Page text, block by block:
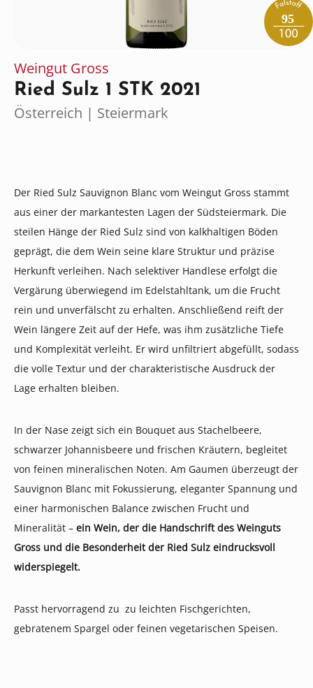
95
Weingut Gross
Ried Sulz 1 STK 2021
Österreich | Steiermark
Der Ried Sulz Sauvignon Blanc vom Weingut Gross stammt
aus einer der markantesten Lagen der Südsteiermark. Die
steilen Hänge der Ried Sulz sind von kalkhaltigen Böden
geprägt, die dem Wein seine klare Struktur und präzise
Herkunft verleihen. Nach selektiver Handlese erfolgt die
Vergärung überwiegend im Edelstahltank, um die Frucht
rein und unverfälscht zu erhalten. Anschließend reift der
Wein längere Zeit auf der Hefe, was ihm zusätzliche Tiefe
und Komplexität verleiht. Er wird unfiltriert abgefüllt, sodass
die volle Textur und der charakteristische Ausdruck der
Lage erhalten bleiben.
In der Nase zeigt sich ein Bouquet aus Stachelbeere,
schwarzer Johannisbeere und frischen Kräutern, begleitet
von feinen mineralischen Noten. Am Gaumen überzeugt der
Sauvignon Blanc mit Fokussierung, eleganter Spannung und
einer harmonischen Balance zwischen Frucht und
Mineralität – ein Wein, der die Handschrift des Weinguts
Gross und die Besonderheit der Ried Sulz eindrucksvoll
widerspiegelt.
Passt hervorragend zu zu leichten Fischgerichten,
gebratenem Spargel oder feinen vegetarischen Speisen.